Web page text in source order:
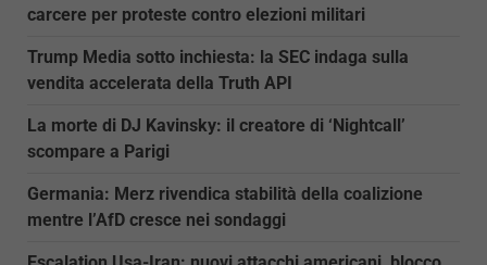
carcere per proteste contro elezioni militari
Trump Media sotto inchiesta: la SEC indaga sulla
vendita accelerata della Truth API
La morte di DJ Kavinsky: il creatore di ‘Nightcall’
scompare a Parigi
Germania: Merz rivendica stabilità della coalizione
mentre l’AfD cresce nei sondaggi